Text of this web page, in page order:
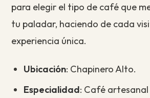
para elegir el tipo de café que
tu paladar, haciendo de cada
experiencia única.
Ubicación: Chapinero Alto.
Especialidad: Café